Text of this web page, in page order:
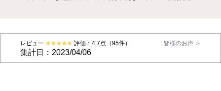
レビュー 評価：4.7点（95件）
集計日：2023/04/06
皆様のお声 ＞